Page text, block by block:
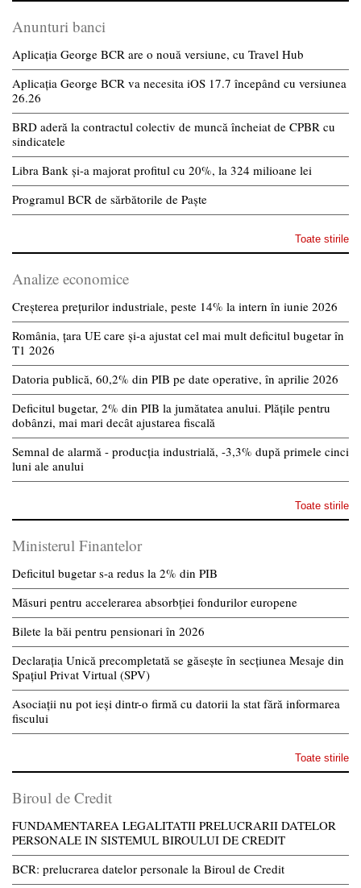
Anunturi banci
Aplicația George BCR are o nouă versiune, cu Travel Hub
Aplicația George BCR va necesita iOS 17.7 începând cu versiunea
26.26
BRD aderă la contractul colectiv de muncă încheiat de CPBR cu
sindicatele
Libra Bank și-a majorat profitul cu 20%, la 324 milioane lei
Programul BCR de sărbătorile de Paște
Toate stirile
Analize economice
Creșterea prețurilor industriale, peste 14% la intern în iunie 2026
România, țara UE care și-a ajustat cel mai mult deficitul bugetar în
T1 2026
Datoria publică, 60,2% din PIB pe date operative, în aprilie 2026
Deficitul bugetar, 2% din PIB la jumătatea anului. Plățile pentru
dobânzi, mai mari decât ajustarea fiscală
Semnal de alarmă - producția industrială, -3,3% după primele cinci
luni ale anului
Toate stirile
Ministerul Finantelor
Deficitul bugetar s-a redus la 2% din PIB
Măsuri pentru accelerarea absorbției fondurilor europene
Bilete la băi pentru pensionari în 2026
Declarația Unică precompletată se găsește în secțiunea Mesaje din
Spațiul Privat Virtual (SPV)
Asociații nu pot ieși dintr-o firmă cu datorii la stat fără informarea
fiscului
Toate stirile
Biroul de Credit
FUNDAMENTAREA LEGALITATII PRELUCRARII DATELOR
PERSONALE IN SISTEMUL BIROULUI DE CREDIT
BCR: prelucrarea datelor personale la Biroul de Credit